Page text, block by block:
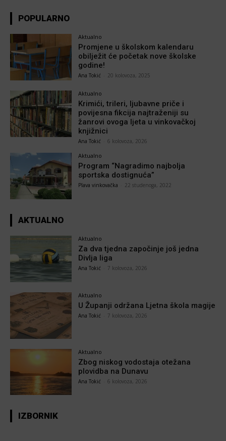
POPULARNO
Aktualno
Promjene u školskom kalendaru
obilježit će početak nove školske
godine!
Ana Tokić 20 kolovoza, 2025
Aktualno
Krimići, trileri, ljubavne priče i
povijesna fikcija najtraženiji su
žanrovi ovoga ljeta u vinkovačkoj
knjižnici
Ana Tokić 6 kolovoza, 2026
Aktualno
Program “Nagradimo najbolja
sportska dostignuća”
Plava vinkovačka 22 studenoga, 2022
AKTUALNO
Aktualno
Za dva tjedna započinje još jedna
Divlja liga
Ana Tokić 7 kolovoza, 2026
Aktualno
U Županji održana Ljetna škola magije
Ana Tokić 7 kolovoza, 2026
Aktualno
Zbog niskog vodostaja otežana
plovidba na Dunavu
Ana Tokić 6 kolovoza, 2026
IZBORNIK